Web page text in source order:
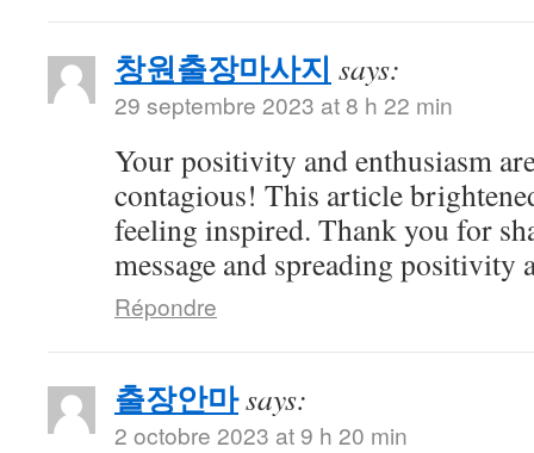
창원출장마사지 says:
29 septembre 2023 at 8 h 22 min
Your positivity and enthusiasm
contagious! This article
feeling inspired. Thank you for
message and spreading positivity
Répondre
출장안마says:
2 octobre 2023 at 9 h 20 min